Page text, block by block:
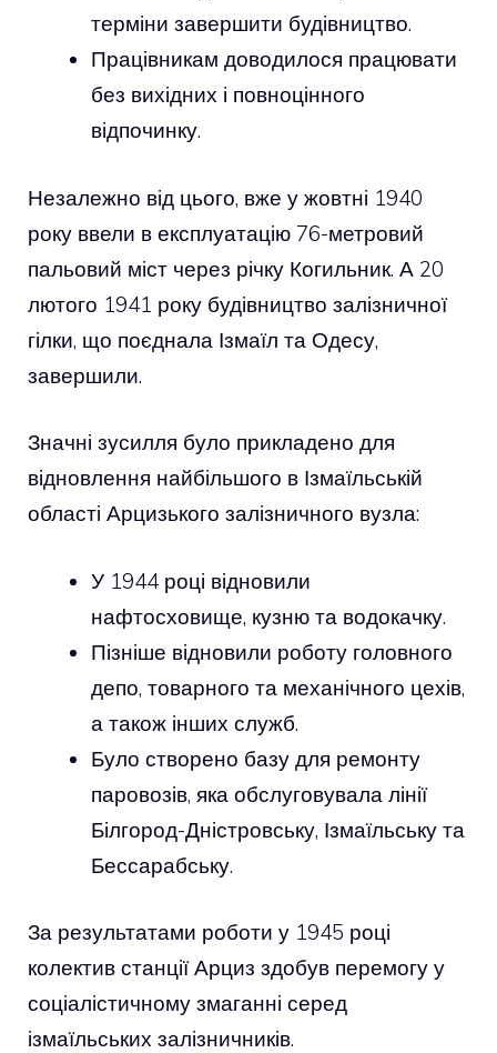
терміни завершити будівництво.
Працівникам доводилося працювати
без вихідних і повноцінного
відпочинку.
Незалежно від цього, вже у жовтні 1940
року ввели в експлуатацію 76-метровий
пальовий міст через річку Когильник. А 20
лютого 1941 року будівництво залізничної
гілки, що поєднала Ізмаїл та Одесу,
завершили.
Значні зусилля було прикладено для
відновлення найбільшого в Ізмаїльській
області Арцизького залізничного вузла:
У 1944 році відновили
нафтосховище, кузню та водокачку.
Пізніше відновили роботу головного
депо, товарного та механічного цехів,
а також інших служб.
Було створено базу для ремонту
паровозів, яка обслуговувала лінії
Білгород-Дністровську, Ізмаїльську та
Бессарабську.
За результатами роботи у 1945 році
колектив станції Арциз здобув перемогу у
соціалістичному змаганні серед
ізмаїльських залізничників.